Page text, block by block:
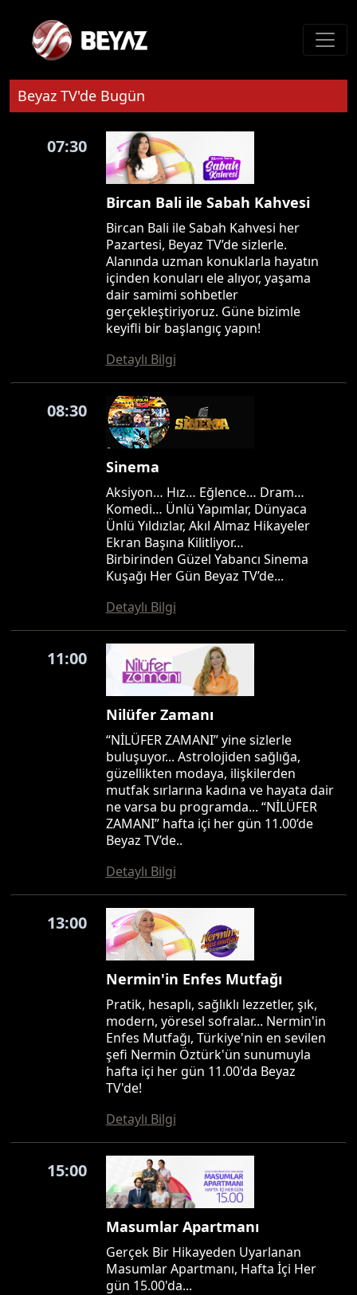
Beyaz TV'de Bugün
07:30
Bircan Bali ile Sabah Kahvesi
Bircan Bali ile Sabah Kahvesi her
Pazartesi, Beyaz TV’de sizlerle.
Alanında uzman konuklarla hayatın
içinden konuları ele alıyor, yaşama
dair samimi sohbetler
gerçekleştiriyoruz. Güne bizimle
keyifli bir başlangıç yapın!
Detaylı Bilgi
08:30
Sinema
Aksiyon… Hız… Eğlence… Dram…
Komedi… Ünlü Yapımlar, Dünyaca
Ünlü Yıldızlar, Akıl Almaz Hikayeler
Ekran Başına Kilitliyor…
Birbirinden Güzel Yabancı Sinema
Kuşağı Her Gün Beyaz TV’de...
Detaylı Bilgi
11:00
Nilüfer Zamanı
“NİLÜFER ZAMANI” yine sizlerle
buluşuyor... Astrolojiden sağlığa,
güzellikten modaya, ilişkilerden
mutfak sırlarına kadına ve hayata dair
ne varsa bu programda... “NİLÜFER
ZAMANI” hafta içi her gün 11.00’de
Beyaz TV’de..
Detaylı Bilgi
13:00
Nermin'in Enfes Mutfağı
Pratik, hesaplı, sağlıklı lezzetler, şık,
modern, yöresel sofralar... Nermin'in
Enfes Mutfağı, Türkiye'nin en sevilen
şefi Nermin Öztürk'ün sunumuyla
hafta içi her gün 11.00'da Beyaz
TV'de!
Detaylı Bilgi
15:00
Masumlar Apartmanı
Gerçek Bir Hikayeden Uyarlanan
Masumlar Apartmanı, Hafta İçi Her
gün 15.00'da...